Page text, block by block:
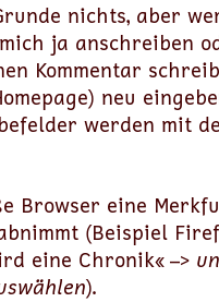
nichts, aber
ja anschreiben
Kommentar
neu
werden mit
Browser eine
(Beispiel
eine Chronik« –>
).